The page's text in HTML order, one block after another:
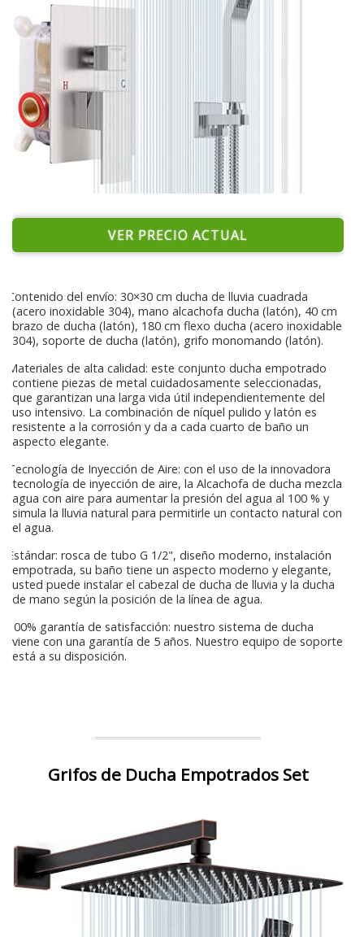
VER PRECIO ACTUAL
Contenido del envío: 30×30 cm ducha de lluvia cuadrada
(acero inoxidable 304), mano alcachofa ducha (latón), 40 cm
brazo de ducha (latón), 180 cm flexo ducha (acero inoxidable
304), soporte de ducha (latón), grifo monomando (latón).
Materiales de alta calidad: este conjunto ducha empotrado
contiene piezas de metal cuidadosamente seleccionadas,
que garantizan una larga vida útil independientemente del
uso intensivo. La combinación de níquel pulido y latón es
resistente a la corrosión y da a cada cuarto de baño un
aspecto elegante.
Tecnología de Inyección de Aire: con el uso de la innovadora
tecnología de inyección de aire, la Alcachofa de ducha mezcla
agua con aire para aumentar la presión del agua al 100 % y
simula la lluvia natural para permitirle un contacto natural con
el agua.
Estándar: rosca de tubo G 1/2", diseño moderno, instalación
empotrada, su baño tiene un aspecto moderno y elegante,
usted puede instalar el cabezal de ducha de lluvia y la ducha
de mano según la posición de la línea de agua.
100% garantía de satisfacción: nuestro sistema de ducha
viene con una garantía de 5 años. Nuestro equipo de soporte
está a su disposición.
Grifos de Ducha Empotrados Set